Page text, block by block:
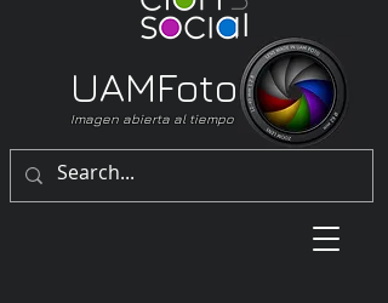
Imagen abierta al tiempo
UAMFoto